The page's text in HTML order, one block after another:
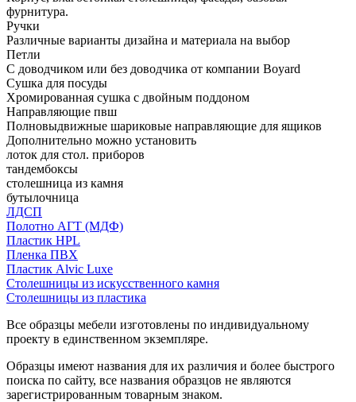
фурнитура.
Ручки
Различные варианты дизайна и материала на выбор
Петли
С доводчиком или без доводчика от компании Boyard
Сушка для посуды
Хромированная сушка с двойным поддоном
Направляющие пвш
Полновыдвижные шариковые направляющие для ящиков
Дополнительно можно установить
лоток для стол. приборов
тандембоксы
столешница из камня
бутылочница
ЛДСП
Полотно АГТ (МДФ)
Пластик HPL
Пленка ПВХ
Пластик Alvic Luxe
Столешницы из искусственного камня
Столешницы из пластика
Все образцы мебели изготовлены по индивидуальному
проекту в единственном экземпляре.
Образцы имеют названия для их различия и более быстрого
поиска по сайту, все названия образцов не являются
зарегистрированным товарным знаком.